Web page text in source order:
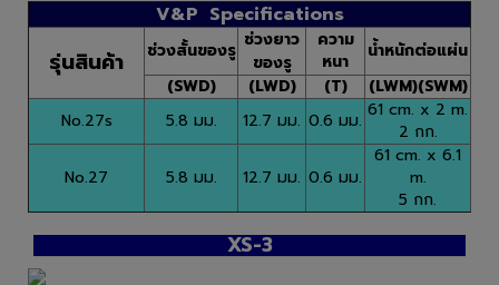
V&P Specifications
รุ่นสินค้า ช่วงสั้นของรู ช่วงยาว
ของรู
ความ
หนา
น้ำหนักต่อแผ่น
(SWD)
(LWD) (T)
(LWM)(SWM)
No.27s
5.8 มม. 12.7 มม. 0.6 มม. 61 cm. x 2 m.
2 กก.
No.27
5.8 มม. 12.7 มม. 0.6 มม.
61 cm. x 6.1
m.
5 กก.
XS-3